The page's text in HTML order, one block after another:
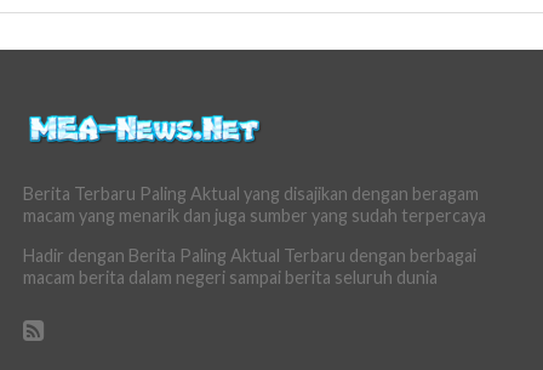
Berita Terbaru Paling Aktual yang disajikan dengan beragam
macam yang menarik dan juga sumber yang sudah terpercaya
Hadir dengan Berita Paling Aktual Terbaru dengan berbagai
macam berita dalam negeri sampai berita seluruh dunia